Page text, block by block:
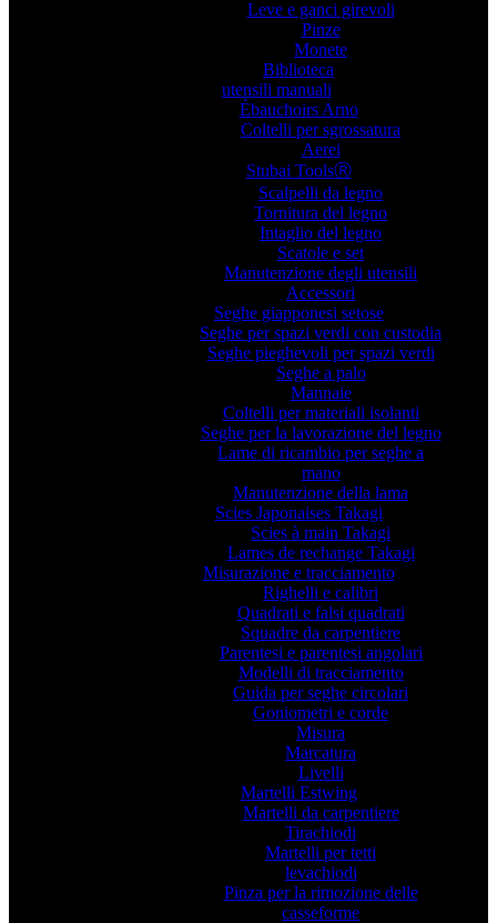
Leve e ganci girevoli
Pinze
Monete
Biblioteca
utensili manuali
Ébauchoirs Arno
Coltelli per sgrossatura
Aerei
Stubai ToolsⓇ
Scalpelli da legno
Tornitura del legno
Intaglio del legno
Scatole e set
Manutenzione degli utensili
Accessori
Seghe giapponesi setose
Seghe per spazi verdi con custodia
Seghe pieghevoli per spazi verdi
Seghe a palo
Mannaie
Coltelli per materiali isolanti
Seghe per la lavorazione del legno
Lame di ricambio per seghe a
mano
Manutenzione della lama
Scies Japonaises Takagi
Scies à main Takagi
Lames de rechange Takagi
Misurazione e tracciamento
Righelli e calibri
Quadrati e falsi quadrati
Squadre da carpentiere
Parentesi e parentesi angolari
Modelli di tracciamento
Guida per seghe circolari
Goniometri e corde
Misura
Marcatura
Livelli
Martelli Estwing
Martelli da carpentiere
Tirachiodi
Martelli per tetti
levachiodi
Pinza per la rimozione delle
casseforme